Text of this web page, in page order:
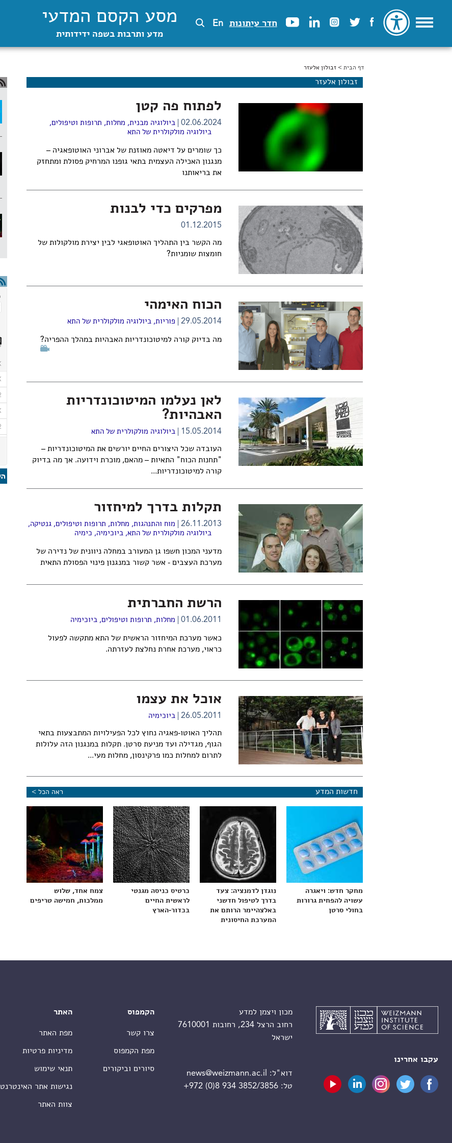
חדר עיתונות En מסע הקסם המדעי
מדע ותרבות בשפה ידידותית
הינך נמצא כאן
דף הבית > זבולון אלעזר
זבולון אלעזר
לפתוח פה קטן
02.06.2024 ביולוגיה מבנית, מחלות, תרופות וטיפולים,
ביולוגיה מולקולרית של התא
כך שומרים על דיאטה מאוזנת של אברוני האוטופאגיה –
מנגנון האכילה העצמית בתאי גופנו המרחיק פסולת ומתחזק
את בריאותנו
מפרקים כדי לבנות
01.12.2015
מה הקשר בין התהליך האוטופאגי לבין יצירת מולקולות של
חומצות שומניות?
הכוח האימהי
29.05.2014 פוריות,ביולוגיה מולקולרית של התא
מה בדיוק קורה למיטוכונדריות האבהיות במהלך ההפריה?
לאן נעלמו המיטוכונדריות
האבהיות?
15.05.2014 ביולוגיה מולקולרית של התא
העובדה שכל היצורים החיים יורשים את המיטוכונדריות –
"תחנות הכוח" התאיות – מהאם, מוכרת וידועה. אך מה בדיוק
קורה למיטוכונדריות...
תקלות בדרך למיחזור
26.11.2013 מוח והתנהגות, מחלות, תרופות וטיפולים,גנטיקה,
ביולוגיה מולקולרית של התא,ביוכימיה, כימיה
מדעני המכון חשפו גן המעורב במחלה ניוונית של נדירה של
מערכת העצבים - אשר קשור במנגנון פינוי הפסולת התאית
הרשת החברתית
01.06.2011 מחלות, תרופות וטיפולים,ביוכימיה
כאשר מערכת המיחזור הראשית של התא מתקשה לפעול
כראוי, מערכת אחרת נחלצת לעזרתה.
אוכל את עצמו
26.05.2011 ביוכימיה
תהליך האוטו-פאגיה נחוץ לכל הפעילויות המתבצעות בתאי
הגוף, מגדילה ועד מניעת סרטן. תקלות במנגנון הזה עלולות
לתרום למחלות כמו פרקינסון, מחלות מעי...
חדשות המדע ראה הכל >
מחקר חדש: ויאגרה
עשויה להפחית גרורות
בחולי סרטן
נוגדן לדמנציה: צעד
בדרך לטיפול חדשני
באלצהיימר הרותם את
המערכת החיסונית
כרטיס כניסה מגנטי
לראשית החיים
בכדור-הארץ
צמח אחד, שלוש
ממלכות, חמישה טריפים
עקבו אחרינו
מכון ויצמן למדע
רחוב הרצל 234, רחובות 7610001
ישראל
דוא"ל:
news@weizmann.ac.il
טל:+972 (0)8 934 3852/3856
הקמפוס
צרו קשר
מפת הקמפוס
סיורים וביקורים
האתר
מפת האתר
מדיניות פרטיות
תנאי שימוש
נגישות אתר האינטרנט
צוות האתר